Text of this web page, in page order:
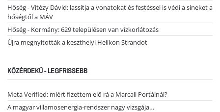
Hőség - Vitézy Dávid: lassítja a vonatokat és festéssel is védi a síneket a
hőségtől a MÁV
Hőség - Kormány: 629 településen van vízkorlátozás
Újra megnyitották a keszthelyi Helikon Strandot
KÖZÉRDEKŰ - LEGFRISSEBB
Meta Verified: miért fizettem elő rá a Marcali Portálnál?
A magyar villamosenergia-rendszer nagy vizsgája…